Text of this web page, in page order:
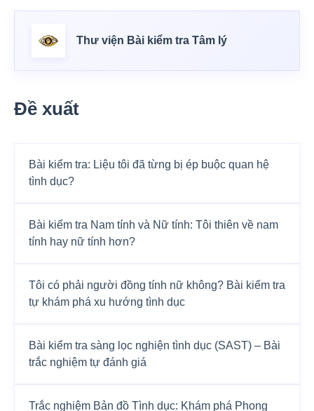
Thư viện Bài kiểm tra Tâm lý
Đề xuất
Bài kiểm tra: Liệu tôi đã từng bị ép buộc quan hệ
tình dục?
Bài kiểm tra Nam tính và Nữ tính: Tôi thiên về nam
tính hay nữ tính hơn?
Tôi có phải người đồng tính nữ không? Bài kiểm tra
tự khám phá xu hướng tình dục
Bài kiểm tra sàng lọc nghiện tình dục (SAST) – Bài
trắc nghiệm tự đánh giá
Trắc nghiệm Bản đồ Tình dục: Khám phá Phong